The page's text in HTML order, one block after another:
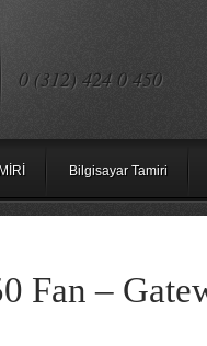
0 (312) 424 0 450
Bilgisayar Tamiri
Fan –